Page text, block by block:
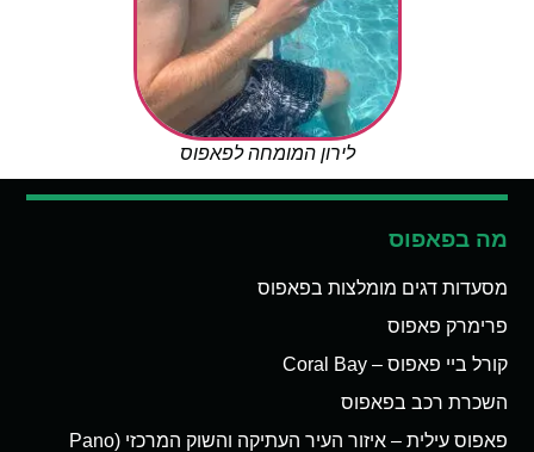
לירון המומחה לפאפוס
מה בפאפוס
מסעדות דגים מומלצות בפאפוס
פרימרק פאפוס
קורל ביי פאפוס – Coral Bay
השכרת רכב בפאפוס
פאפוס עילית – איזור העיר העתיקה והשוק המרכזי (Pano